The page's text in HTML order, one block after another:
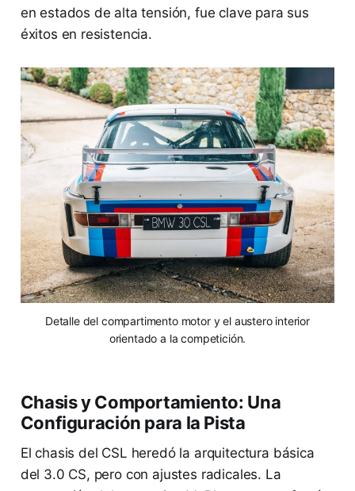
en estados de alta tensión, fue clave para sus
éxitos en resistencia.
Detalle del compartimento motor y el austero interior
orientado a la competición.
Chasis y Comportamiento: Una
Configuración para la Pista
El chasis del CSL heredó la arquitectura básica
del 3.0 CS, pero con ajustes radicales. La